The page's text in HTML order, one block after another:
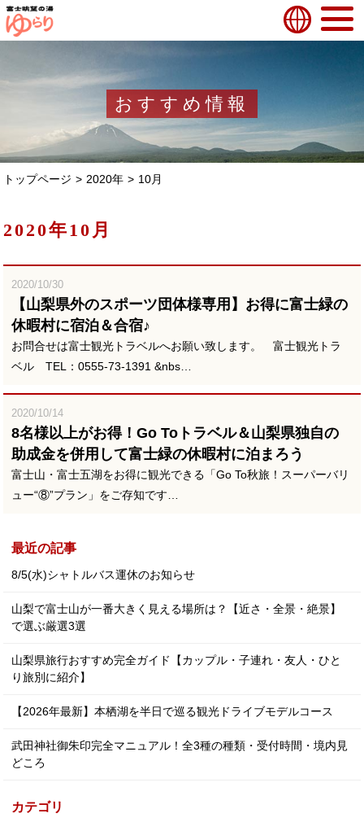
おすすめ情報
トップページ 2020年 10月
2020年10月
2020/10/30
【山梨県外のスポーツ団体様専用】お得に富士緑の
休暇村に宿泊＆合宿♪
お問合せは富士観光トラベルへお願い致します。 富士観光トラ
ベル TEL：0555-73-1391 &nbs…
2020/10/14
8名様以上がお得！Go Toトラベル＆山梨県独自の
助成金を併用して富士緑の休暇村に泊まろう
富士山・富士五湖をお得に観光できる「Go To秋旅！スーパーバリ
ュー“⑧”プラン」をご存知です…
最近の記事
8/5(水)シャトルバス運休のお知らせ
山梨で富士山が一番大きく見える場所は？【近さ・全景・絶景】
で選ぶ厳選3選
山梨県旅行おすすめ完全ガイド【カップル・子連れ・友人・ひと
り旅別に紹介】
【2026年最新】本栖湖を半日で巡る観光ドライブモデルコース
武田神社御朱印完全マニュアル！全3種の種類・受付時間・境内見
どころ
カテゴリ